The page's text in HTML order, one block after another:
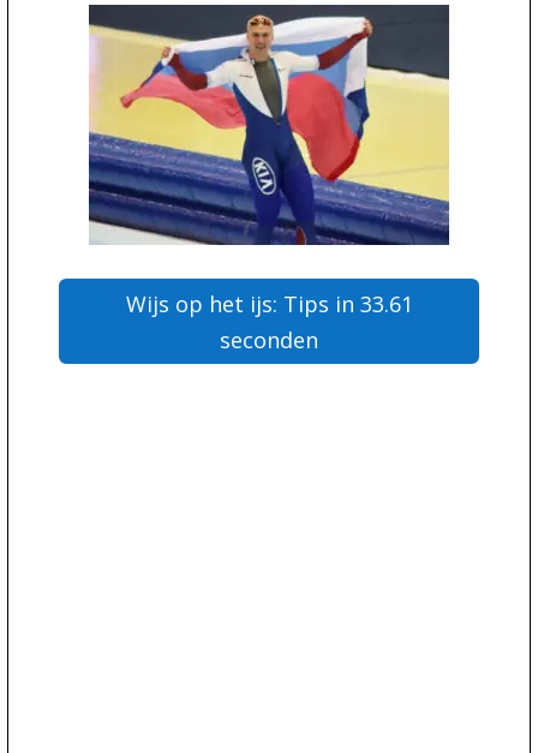
Wijs op het ijs: Tips in 33.61
seconden